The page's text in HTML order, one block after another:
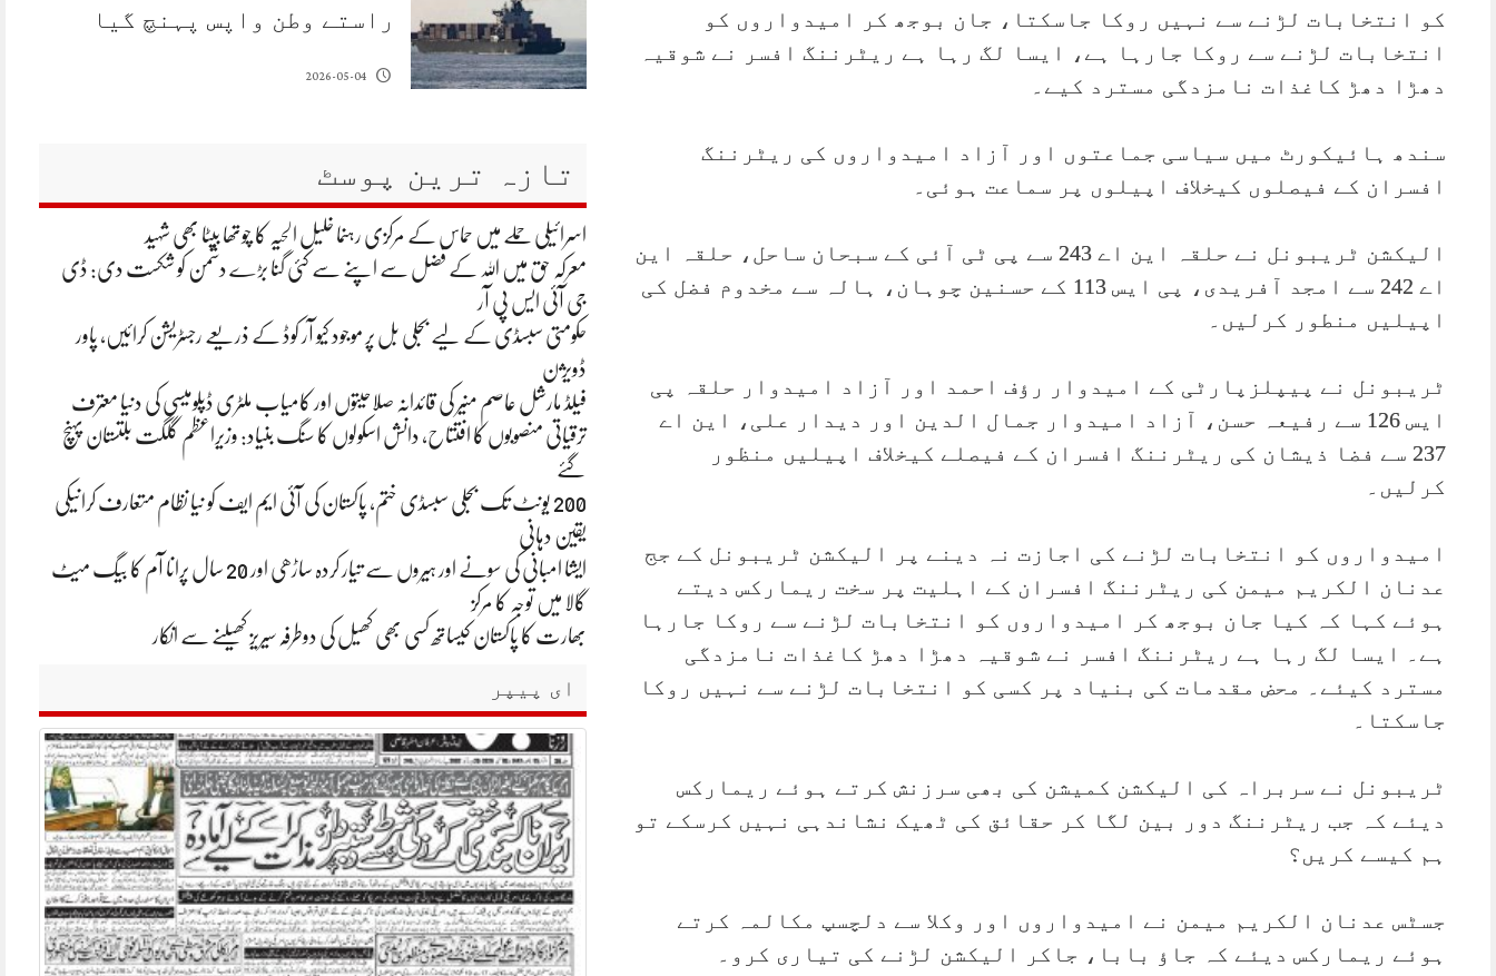
کو انتخابات لڑنے سے نہیں روکا جاسکتا، جان بوجھ کر امیدواروں کو
انتخابات لڑنے سے روکا جارہا ہے، ایسا لگ رہا ہے ریٹرننگ افسر نے شوقیہ
دھڑا دھڑ کاغذات نامزدگی مسترد کیے۔
سندھ ہائیکورٹ میں سیاسی جماعتوں اور آزاد امیدواروں کی ریٹرننگ
افسران کے فیصلوں کیخلاف اپیلوں پر سماعت ہوئی۔
الیکشن ٹریبونل نے حلقہ این اے 243 سے پی ٹی آئی کے سبحان ساحل، حلقہ این
اے 242 سے امجد آفریدی، پی ایس 113 کے حسنین چوہان، ہالہ سے مخدوم فضل کی
اپیلیں منطور کرلیں۔
ٹریبونل نے پیپلزپارٹی کے امیدوار رؤف احمد اور آزاد امیدوار حلقہ پی
ایس 126 سے رفیعہ حسن، آزاد امیدوار جمال الدین اور دیدار علی، این اے
237 سے فضا ذیشان کی ریٹرننگ افسران کے فیصلے کیخلاف اپیلیں منظور
کرلیں۔
امیدواروں کو انتخابات لڑنے کی اجازت نہ دینے پر الیکشن ٹریبونل کے جج
عدنان الکریم میمن کی ریٹرننگ افسران کے اہلیت پر سخت ریمارکس دیتے
ہوئے کہا کہ کیا جان بوجھ کر امیدواروں کو انتخابات لڑنے سے روکا جارہا
ہے۔ ایسا لگ رہا ہے ریٹرننگ افسر نے شوقیہ دھڑا دھڑ کاغذات نامزدگی
مسترد کیئے۔ محض مقدمات کی بنیاد پر کسی کو انتخابات لڑنے سے نہیں روکا
جاسکتا۔
ٹریبونل نے سربراہ کی الیکشن کمیشن کی بھی سرزنش کرتے ہوئے ریمارکس
دیئے کہ جب ریٹرننگ دور بین لگا کر حقائق کی ٹھیک نشاندہی نہیں کرسکے تو
ہم کیسے کریں؟
جسٹس عدنان الکریم میمن نے امیدواروں اور وکلا سے دلچسپ مکالمہ کرتے
ہوئے ریمارکس دیئے کہ جاؤ بابا، جاکر الیکشن لڑنے کی تیاری کرو۔
راستے وطن واپس پہنچ گیا
2026-05-04
تازہ ترین پوسٹ
اسرائیلی حملے میں حماس کے مرکزی رہنما خلیل الحیہ کا چوتھا بیٹا بھی شہید
معرکہ حق میں اللہ کے فضل سے اپنے سے کئی گنا بڑے دشمن کو شکست دی: ڈی
جی آئی ایس پی آر
حکومتی سبسڈی کے لیے بجلی بل پر موجود کیو آر کوڈ کے ذریعے رجسٹریشن کرائیں، پاور
ڈویژن
فیلڈ مارشل عاصم منیر کی قائدانہ صلاحیتوں اور کامیاب ملٹری ڈپلومیسی کی دنیا معترف
ترقیاتی منصوبوں کا افتتاح، دانش اسکولوں کا سنگ بنیاد: وزیراعظم گلگت بلتستان پہنچ
گئے
200 یونٹ تک بجلی سبسڈی ختم، پاکستان کی آئی ایم ایف کو نیا نظام متعارف کرانیکی
یقین دہانی
ایشا امبانی کی سونے اور ہیروں سے تیار کردہ ساڑھی اور 20 سال پرانا آم کا بیگ میٹ
گالا میں توجہ کا مرکز
بھارت کا پاکستان کیساتھ کسی بھی کھیل کی دوطرفہ سیریز کھیلنے سے انکار
ای پیپر